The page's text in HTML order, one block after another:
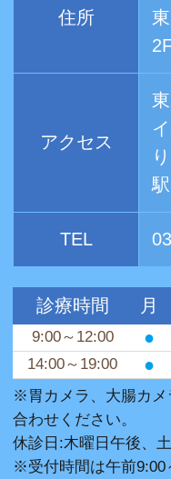
住所
アクセス
TEL
※胃カメラ、大腸カメ
合わせください。
休診日:木曜日午後、
※受付時間は午前9:00
診療時間 月
9:00～12:00 ●
14:00～19:00 ●